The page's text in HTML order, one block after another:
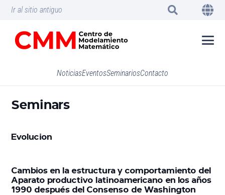
Ir al sitio antiguo
NoticiasEventosSeminariosContacto
Seminars
Evolucion
Cambios en la estructura y comportamiento del
Aparato productivo latinoamericano en los años
1990 después del Consenso de Washington